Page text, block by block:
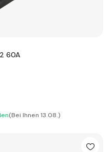
60A
(Bei Ihnen 13.08.)